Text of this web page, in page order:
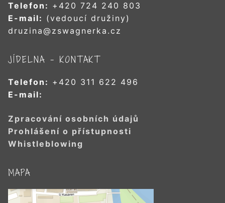
Telefon: +420 724 240 803
E-mail: (vedoucí družiny)
druzina@zswagnerka.cz
JÍDELNA – KONTAKT
Telefon: +420 311 622 496
E-mail:
Zpracování osobních údajů
Prohlášení o přístupnosti
Whistleblowing
MAPA